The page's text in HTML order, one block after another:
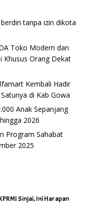
tanpa izin dikota
Toko Modern dan
Khusus Orang Dekat
Kembali Hadir
di Kab Gowa
Anak Sepanjang
2026
Program Sahabat
2025
Sinjai, Ini Harapan